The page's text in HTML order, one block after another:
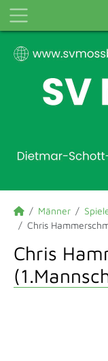
Männer
Chris
Chris